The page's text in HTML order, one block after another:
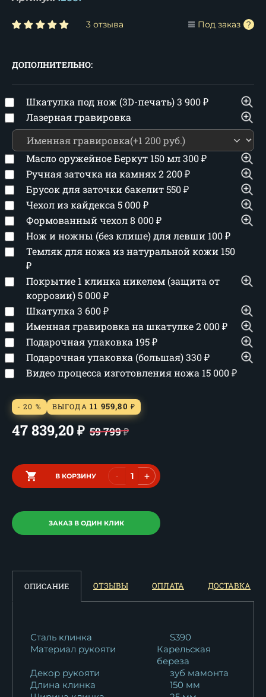
3 отзыва Под заказ
ДОПОЛНИТЕЛЬНО:
Шкатулка под нож (3D-печать)3 900₽
Лазерная гравировка
Масло оружейное Беркут 150 мл300₽
Ручная заточка на камнях2 200₽
Брусок для заточки бакелит550₽
Чехол из кайдекса 5 000₽
Формованный чехол8 000₽
Нож и ножны (без клише) для левши 100₽
Темляк для ножа из натуральной кожи 150
₽
Покрытие 1 клинка никелем (защита от
коррозии)5 000₽
Шкатулка 3 600₽
Именная гравировка на шкатулке2 000₽
Подарочная упаковка 195₽
Подарочная упаковка (большая)330₽
Видео процесса изготовления ножа 15 000₽
- 20 % ВЫГОДА 11 959,80 ₽
47 839,20 ₽ 59 799₽
В КОРЗИНУ - +
ЗАКАЗ В ОДИН КЛИК
ОПИСАНИЕ ОТЗЫВЫ ОПЛАТА ДОСТАВКА
Сталь клинка
S390
Материал рукояти
Карельская
береза
Декор рукояти
зуб мамонта
Длина клинка
150 мм